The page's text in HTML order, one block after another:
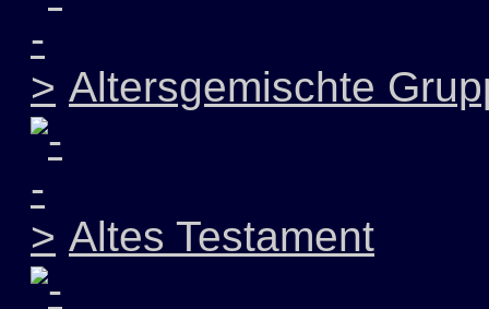
Altersgemischte
Altes Testament